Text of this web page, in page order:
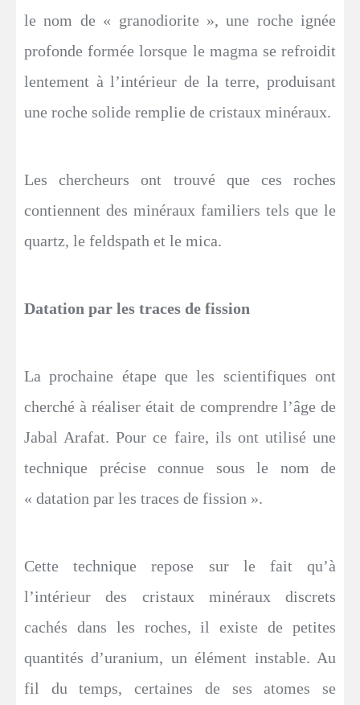
le nom de « granodiorite », une roche ignée
profonde formée lorsque le magma se refroidit
lentement à l’intérieur de la terre, produisant
une roche solide remplie de cristaux minéraux.
Les chercheurs ont trouvé que ces roches
contiennent des minéraux familiers tels que le
quartz, le feldspath et le mica.
Datation par les traces de fission
La prochaine étape que les scientifiques ont
cherché à réaliser était de comprendre l’âge de
Jabal Arafat. Pour ce faire, ils ont utilisé une
technique précise connue sous le nom de
« datation par les traces de fission ».
Cette technique repose sur le fait qu’à
l’intérieur des cristaux minéraux discrets
cachés dans les roches, il existe de petites
quantités d’uranium, un élément instable. Au
fil du temps, certaines de ses atomes se